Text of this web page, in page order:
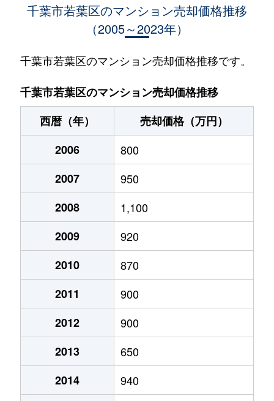
910万円 都賀
西都賀
2,200万円 都賀 徒歩8分
みつわ台
480万円 都賀 徒歩45分
みつわ台
50万円 みつわ台 徒歩5分
みつわ台
530万円
みつわ台
250万円
みつわ台
500万円 みつわ台
若松町
1,700万円
若松町
1,600万円
千葉市若葉区のマンション売却価格推移
（2005～2023年）
千葉市若葉区のマンション売却価格推移です。
千葉市若葉区のマンション売却価格推移
西暦（年）
売却価格（万円）
2006
800
2007
950
2008
1,100
2009
920
2010
870
2011
900
2012
900
2013
650
2014
940